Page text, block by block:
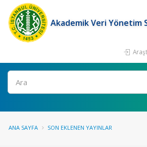
Akademik Veri Yönetim
Ara
ANA SAYFA SON EKLENEN YAYINLAR